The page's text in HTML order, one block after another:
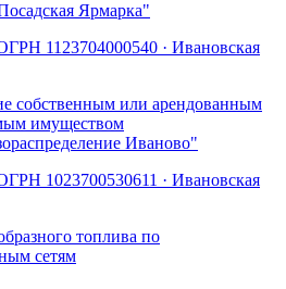
Ярмарка"
1123704000540 · Ивановская
собственным или арендованным
имуществом
Иваново"
1023700530611 · Ивановская
топлива по
сетям